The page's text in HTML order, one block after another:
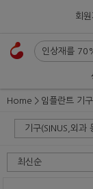
회원
Home 임플란트 기구